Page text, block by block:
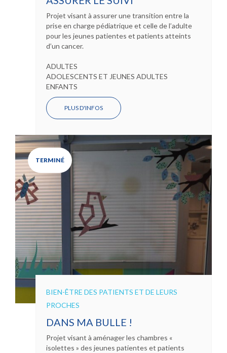
Projet visant à assurer une transition entre la
prise en charge pédiatrique et celle de l’adulte
pour les jeunes patientes et patients atteints
d’un cancer.
ADULTES
ADOLESCENTS ET JEUNES ADULTES
ENFANTS
PLUS D'INFOS
TERMINÉ
BIEN-ÊTRE DES PATIENTS ET DE LEURS
PROCHES
DANS MA BULLE !
Projet visant à aménager les chambres «
isolettes » des jeunes patientes et patients